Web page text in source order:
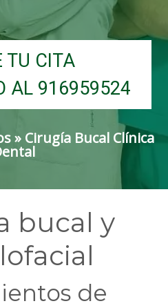
TU CITA
AL 916959524
» Cirugía Bucal Clínica
bucal y
de